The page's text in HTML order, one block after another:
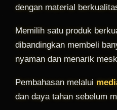
dengan material
Memilih satu produk
dibandingkan membeli
nyaman dan menarik
Pembahasan melalui
dan daya tahan sebelum